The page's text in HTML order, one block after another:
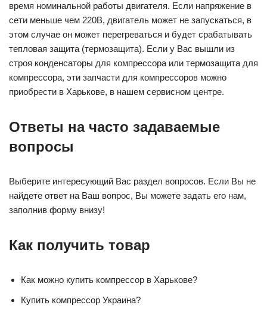
время номинальной работы двигателя. Если напряжение в
сети меньше чем 220В, двигатель может не запускаться, в
этом случае он может перегреваться и будет срабатывать
тепловая защита (термозащита). Если у Вас вышли из
строя конденсаторы для компрессора или термозащита для
компрессора, эти запчасти для компрессоров можно
приобрести в Харькове, в нашем сервисном центре.
Ответы на часто задаваемые
вопросы
Выберите интересующий Вас раздел вопросов. Если Вы не
найдете ответ на Ваш вопрос, Вы можете задать его нам,
заполнив форму внизу!
Как получить товар
Как можно купить компрессор в Харькове?
Купить компрессор Украина?